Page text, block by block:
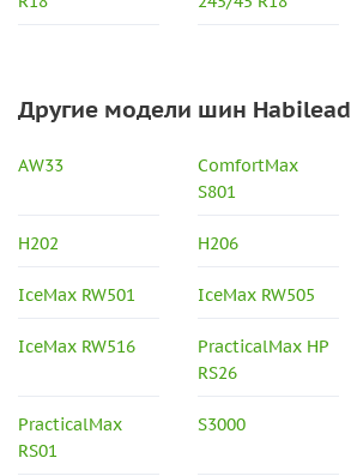
Другие модели шин Habilead
AW33
ComfortMax
S801
H202 H206
IceMax RW501 IceMax RW505
IceMax RW516
PracticalMax HP
RS26
PracticalMax
RS01
S3000